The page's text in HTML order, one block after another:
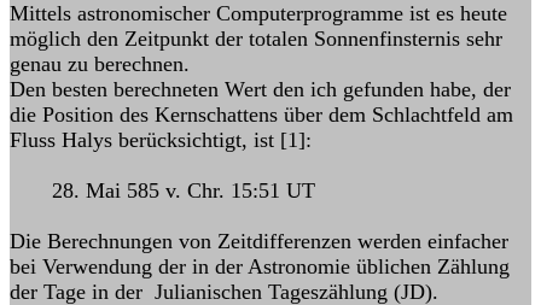
Mittels astronomischer Computerprogramme ist es heute
möglich den Zeitpunkt der totalen Sonnenfinsternis sehr
genau zu berechnen.
Den besten berechneten Wert den ich gefunden habe, der
die Position des Kernschattens über dem Schlachtfeld am
Fluss Halys berücksichtigt, ist [1]:
28. Mai 585 v. Chr. 15:51 UT
Die Berechnungen von Zeitdifferenzen werden einfacher
bei Verwendung der in der Astronomie üblichen Zählung
der Tage in der Julianischen Tageszählung (JD).